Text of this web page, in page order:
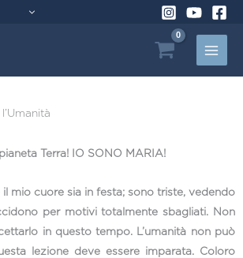
Terra! IO SONO MARIA!
mio cuore sia in festa; sono triste, vedendo
per motivi totalmente sbagliati. Non
in questo tempo. L’umanità non può
lezione deve essere imparata. Coloro